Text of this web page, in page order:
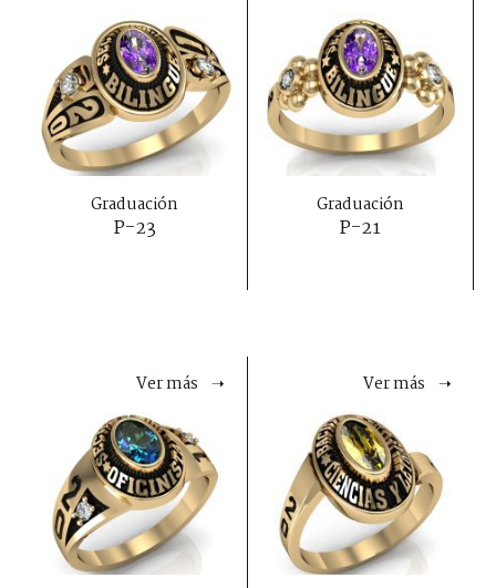
Graduación
P-23
Graduación
P-21
Ver más ➝ Ver más ➝